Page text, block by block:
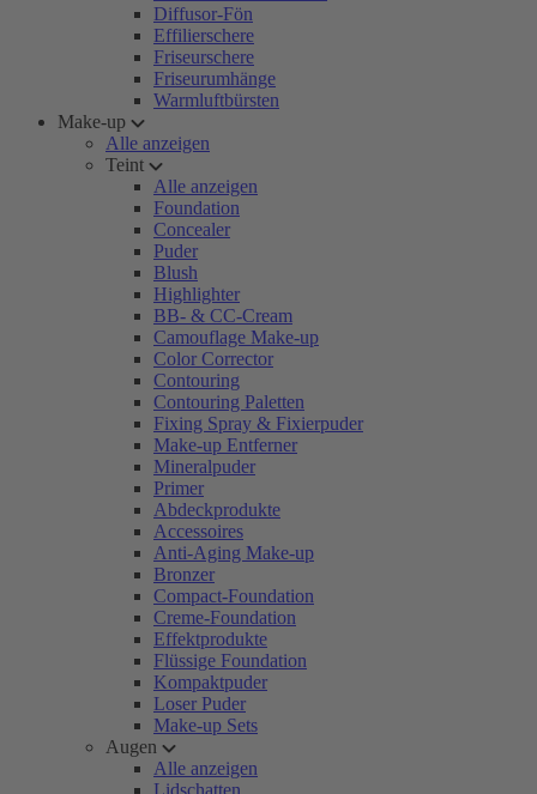
Diffusor-Fön
Effilierschere
Friseurschere
Friseurumhänge
Warmluftbürsten
Make-up
Alle anzeigen
Teint
Alle anzeigen
Foundation
Concealer
Puder
Blush
Highlighter
BB- & CC-Cream
Camouflage Make-up
Color Corrector
Contouring
Contouring Paletten
Fixing Spray & Fixierpuder
Make-up Entferner
Mineralpuder
Primer
Abdeckprodukte
Accessoires
Anti-Aging Make-up
Bronzer
Compact-Foundation
Creme-Foundation
Effektprodukte
Flüssige Foundation
Kompaktpuder
Loser Puder
Make-up Sets
Augen
Alle anzeigen
Lidschatten